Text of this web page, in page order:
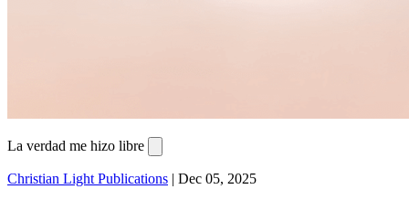
La verdad me hizo libre
Christian Light Publications | Dec 05, 2025